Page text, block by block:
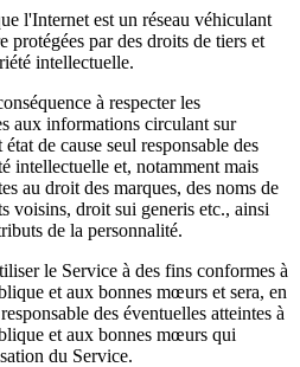
l'Internet est un réseau véhiculant
protégées par des droits de tiers et
intellectuelle.
à respecter les
aux informations circulant sur
de cause seul responsable des
intellectuelle et, notamment mais
au droit des marques, des noms de
voisins, droit sui generis etc., ainsi
de la personnalité.
le Service à des fins conformes à
et aux bonnes mœurs et sera, en
des éventuelles atteintes à
et aux bonnes mœurs qui
du Service.